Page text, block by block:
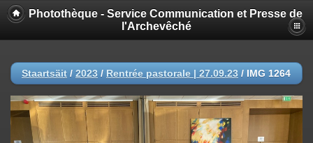
Photothèque - Service Communication et Presse de
l'Archevêché
Staartsäit / 2023 / Rentrée pastorale | 27.09.23 / IMG 1264